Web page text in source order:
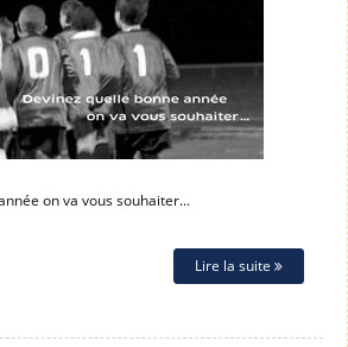
on va vous souhaiter...
Lire la suite